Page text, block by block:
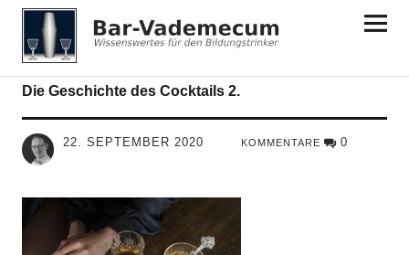
Bar-Vademecum
Die Geschichte des Cocktails 2.
22. SEPTEMBER 2020 KOMMENTARE 0